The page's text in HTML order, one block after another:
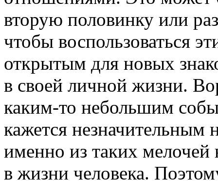
вторую половинку или
чтобы воспользоваться
открытым для новых
в своей личной жизни.
каким-то небольшим
кажется незначительным
именно из таких
в жизни человека.